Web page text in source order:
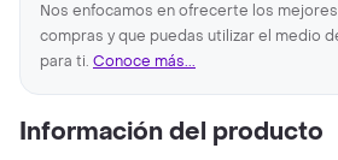
Nos enfocamos en ofrecerte los
compras y que puedas utilizar el medio
para ti. Conoce más...
Información del producto